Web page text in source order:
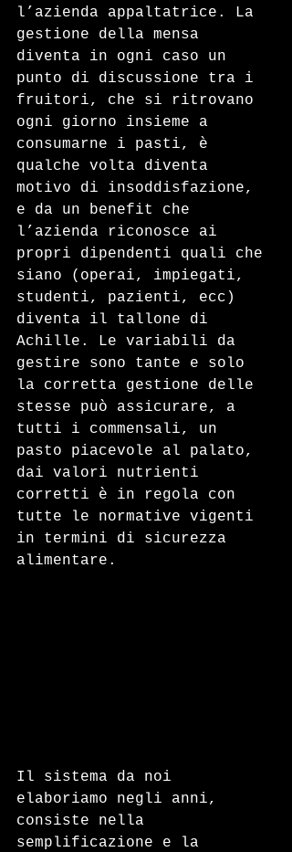
l’azienda appaltatrice. La
gestione della mensa
diventa in ogni caso un
punto di discussione tra i
fruitori, che si ritrovano
ogni giorno insieme a
consumarne i pasti, è
qualche volta diventa
motivo di insoddisfazione,
e da un benefit che
l’azienda riconosce ai
propri dipendenti quali che
siano (operai, impiegati,
studenti, pazienti, ecc)
diventa il tallone di
Achille. Le variabili da
gestire sono tante e solo
la corretta gestione delle
stesse può assicurare, a
tutti i commensali, un
pasto piacevole al palato,
dai valori nutrienti
corretti è in regola con
tutte le normative vigenti
in termini di sicurezza
alimentare.
Il sistema da noi
elaboriamo negli anni,
consiste nella
semplificazione e la